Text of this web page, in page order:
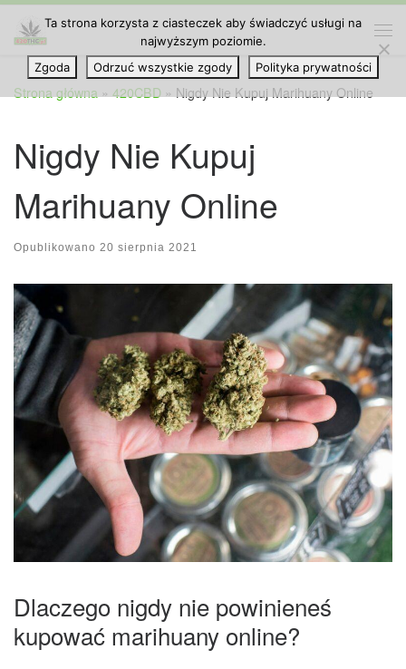
Przejdź do treści
Strona główna » 420CBD » Nigdy Nie Kupuj Marihuany Online
Nigdy Nie Kupuj
Marihuany Online
Opublikowano 20 sierpnia 2021
Dlaczego nigdy nie powinieneś
kupować marihuany online?
Ta strona korzysta z ciasteczek aby świadczyć usługi na
najwyższym poziomie.
Zgoda
Odrzuć wszystkie zgody Polityka prywatności